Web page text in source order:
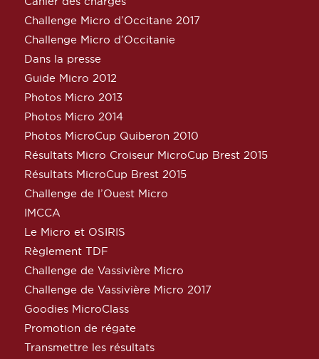
Challenge Micro d’Occitane 2017
Challenge Micro d’Occitanie
Dans la presse
Guide Micro 2012
Photos Micro 2013
Photos Micro 2014
Photos MicroCup Quiberon 2010
Résultats Micro Croiseur MicroCup Brest 2015
Résultats MicroCup Brest 2015
Challenge de l’Ouest Micro
IMCCA
Le Micro et OSIRIS
Règlement TDF
Challenge de Vassivière Micro
Challenge de Vassivière Micro 2017
Goodies MicroClass
Promotion de régate
Transmettre les résultats